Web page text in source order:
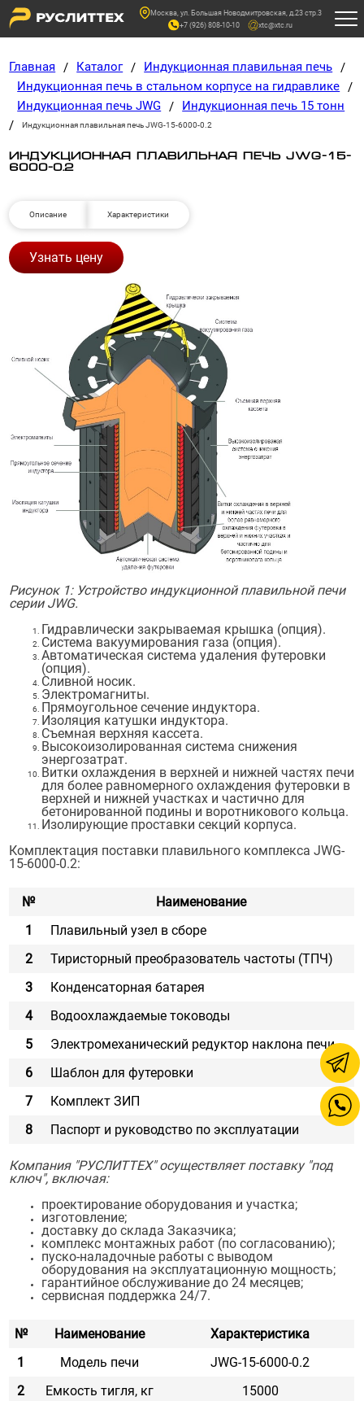
Москва, ул. Большая Новодмитровская, д.23 стр.3
xtc@xtc.ru
+7 (926) 808-10-10
Главная / Каталог / Индукционная плавильная печь /
Индукционная печь в стальном корпусе на гидравлике /
Индукционная печь JWG /
Индукционная печь 15 тонн
/
Индукционная плавильная печь JWG-15-6000-0.2
ИНДУКЦИОННАЯ ПЛАВИЛЬНАЯ ПЕЧЬ JWG-15-
6000-0.2
Описание Характеристики
Узнать цену
Рисунок 1: Устройство индукционной плавильной печи
серии JWG.
Гидравлически закрываемая крышка (опция).
Система вакуумирования газа (опция).
Автоматическая система удаления футеровки
(опция).
Сливной носик.
Электромагниты.
Прямоугольное сечение индуктора.
Изоляция катушки индуктора.
Съемная верхняя кассета.
Высокоизолированная система снижения
энергозатрат.
Витки охлаждения в верхней и нижней частях печи
для более равномерного охлаждения футеровки в
верхней и нижней участках и частично для
бетонированной подины и воротникового кольца.
Изолирующие проставки секций корпуса.
Комплектация поставки плавильного комплекса JWG-
15-6000-0.2:
№
Наименование
1
Плавильный узел в сборе
2
Тиристорный преобразователь частоты (ТПЧ)
3
Конденсаторная батарея
4
Водоохлаждаемые тоководы
5
Электромеханический редуктор наклона печи
6
Шаблон для футеровки
7
Комплект ЗИП
8
Паспорт и руководство по эксплуатации
Компания "РУСЛИТТЕХ" осуществляет поставку "под
ключ", включая:
проектирование оборудования и участка;
изготовление;
доставку до склада Заказчика;
комплекс монтажных работ (по согласованию);
пуско-наладочные работы с выводом
оборудования на эксплуатационную мощность;
гарантийное обслуживание до 24 месяцев;
сервисная поддержка 24/7.
№ Наименование
Характеристика
1
Модель печи
JWG-15-6000-0.2
2
Емкость тигля, кг
15000